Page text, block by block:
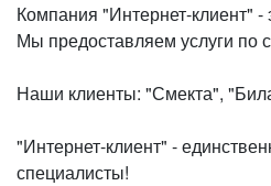
Компания "Интернет-клиент" -
Мы предоставляем услуги по
Наши клиенты: "Смекта",
"Интернет-клиент" -
специалисты!